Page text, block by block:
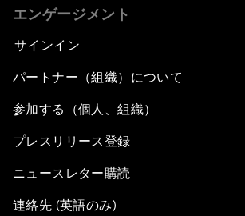
エンゲージメント
サインイン
パートナー（組織）について
参加する（個人、組織）
プレスリリース登録
ニュースレター購読
連絡先 (英語のみ)